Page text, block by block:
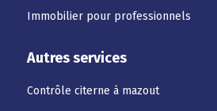
Immobilier pour professionnels
Autres services
Contrôle citerne à mazout